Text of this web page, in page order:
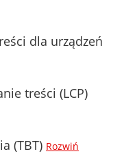
dla urządzeń
treści (LCP)
(TBT) Rozwiń